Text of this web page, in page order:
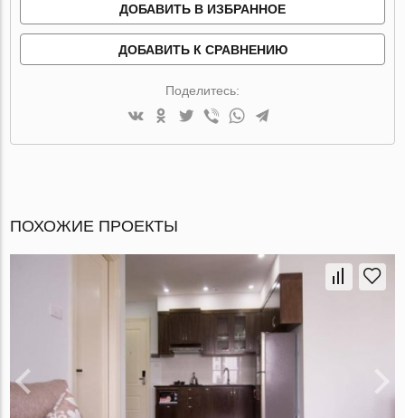
ДОБАВИТЬ В ИЗБРАННОЕ
ДОБАВИТЬ К СРАВНЕНИЮ
Поделитесь:
ПОХОЖИЕ ПРОЕКТЫ